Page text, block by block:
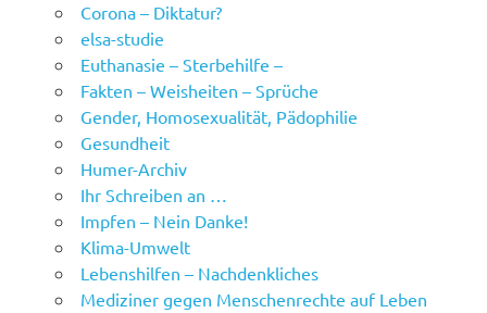
Corona – Diktatur?
elsa-studie
Euthanasie – Sterbehilfe –
Fakten – Weisheiten – Sprüche
Gender, Homosexualität, Pädophilie
Gesundheit
Humer-Archiv
Ihr Schreiben an …
Impfen – Nein Danke!
Klima-Umwelt
Lebenshilfen – Nachdenkliches
Mediziner gegen Menschenrechte auf Leben